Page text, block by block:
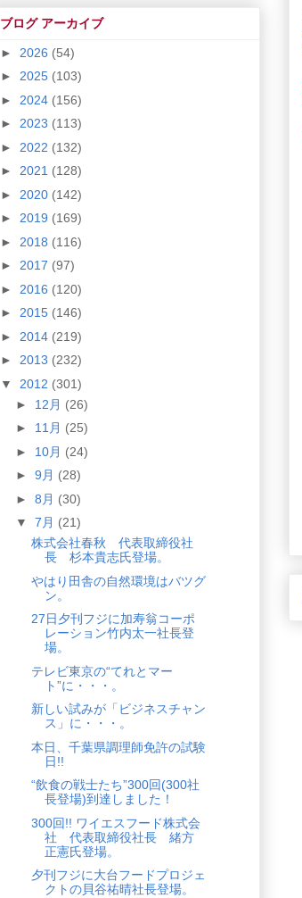
ブログ アーカイブ
► 2026 (54)
► 2025 (103)
► 2024 (156)
► 2023 (113)
► 2022 (132)
► 2021 (128)
► 2020 (142)
► 2019 (169)
► 2018 (116)
► 2017 (97)
► 2016 (120)
► 2015 (146)
► 2014 (219)
► 2013 (232)
▼ 2012 (301)
► 12月 (26)
► 11月 (25)
► 10月 (24)
► 9月 (28)
► 8月 (30)
▼ 7月 (21)
株式会社春秋 代表取締役社
長 杉本貴志氏登場。
やはり田舎の自然環境はバツグ
ン。
27日夕刊フジに加寿翁コーポ
レーション竹内太一社長登
場。
テレビ東京の“てれとマー
ト”に・・・。
新しい試みが「ビジネスチャン
ス」に・・・。
本日、千葉県調理師免許の試験
日!!
“飲食の戦士たち”300回(300社
長登場)到達しました！
300回!! ワイエスフード株式会
社 代表取締役社長 緒方
正憲氏登場。
夕刊フジに大台フードプロジェ
クトの貝谷祐晴社長登場。